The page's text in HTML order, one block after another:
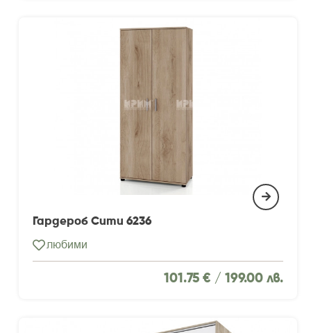
Гардероб Сити 6236
любими
101.75 € / 199.00 лв.